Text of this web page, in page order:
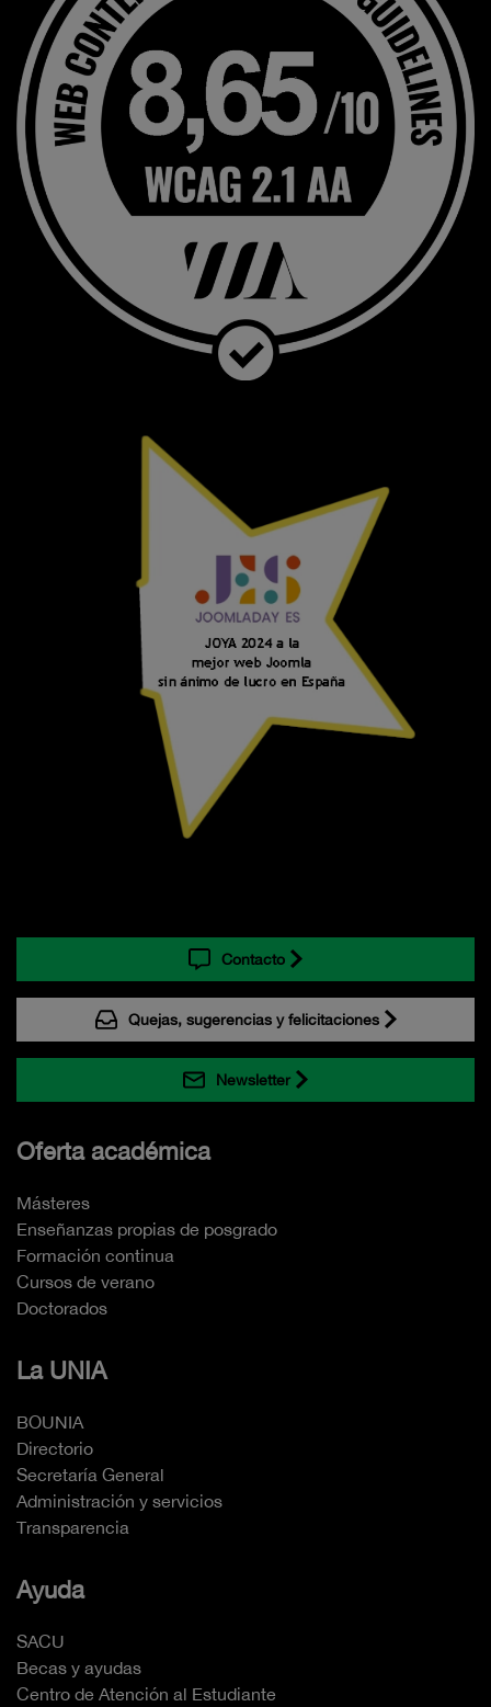
Contacto
Quejas, sugerencias y felicitaciones
Newsletter
Oferta académica
Másteres
Enseñanzas propias de posgrado
Formación continua
Cursos de verano
Doctorados
La UNIA
BOUNIA
Directorio
Secretaría General
Administración y servicios
Transparencia
Ayuda
SACU
Becas y ayudas
Centro de Atención al Estudiante